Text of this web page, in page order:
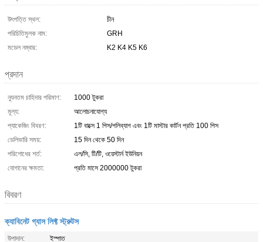
উৎপত্তি স্থল:
চীন
পরিচিতিমুলক নাম:
GRH
মডেল নম্বার:
K2 K4 K5 K6
প্রদান
ন্যূনতম চাহিদার পরিমাণ:
1000 টুকরা
মূল্য:
আলোচনাযোগ্য
প্যাকেজিং বিবরণ:
1টি বাক্সে 1 পিস/পলিব্যাগ এবং 1টি মাস্টার কার্টন প্রতি 100 পিস
ডেলিভারি সময়:
15 দিন থেকে 50 দিন
পরিশোধের শর্ত:
এল/সি, টি/টি, ওয়েস্টার্ন ইউনিয়ন
যোগানের ক্ষমতা:
প্রতি মাসে 2000000 টুকরা
বিবরণ
ক্যাবিনেট গ্যাস লিফ্ট স্ট্রুটস
উপাদান:
ইস্পাত